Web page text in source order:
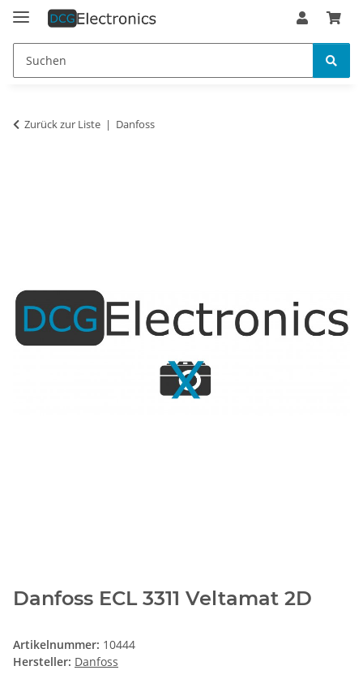
Zurück zur Liste Danfoss
Danfoss ECL 3311 Veltamat 2D
Artikelnummer: 10444
Hersteller: Danfoss